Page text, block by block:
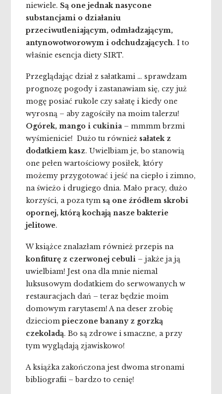
niewiele. Są one jednak nasycone
substancjami o działaniu
przeciwutleniającym, odmładzającym,
antynowotworowym i odchudzających. I to
właśnie esencja diety SIRT.
Przeglądając dział z sałatkami … sprawdzam
prognozę pogody i zastanawiam się, czy już
mogę posiać rukole czy sałatę i kiedy one
wyrosną – aby zagościły na moim talerzu!
Ogórek, mango i cukinia – mmmm brzmi
wyśmienicie! Dużo tu również sałatek z
dodatkiem kasz. Uwielbiam je, bo stanowią
one pełen wartościowy posiłek, który
możemy przygotować i jeść na ciepło i zimno,
na świeżo i drugiego dnia. Mało pracy, dużo
korzyści, a poza tym są one źródłem skrobi
opornej, którą kochają nasze bakterie
jelitowe.
W książce znalazłam również przepis na
konfiturę z czerwonej cebuli – jakże ja ją
uwielbiam! Jest ona dla mnie niemal
luksusowym dodatkiem do serwowanych w
restauracjach dań – teraz będzie moim
domowym rarytasem! A na deser zrobię
dzieciompieczone banany z gorzką
czekoladą. Bo są zdrowe i smaczne, a przy
tym wyglądają zjawiskowo!
A książka zakończona jest dwoma stronami
bibliografii – bardzo to cenię!